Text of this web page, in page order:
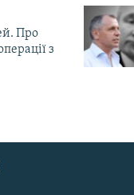
Про
з